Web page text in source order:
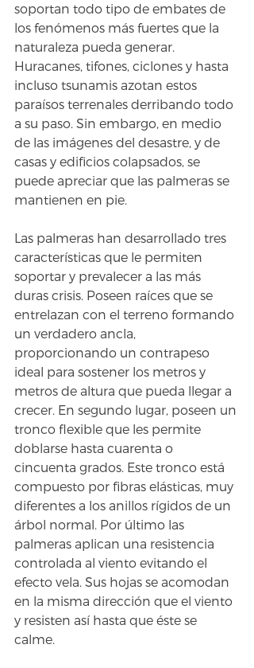
soportan todo tipo de embates de
los fenómenos más fuertes que la
naturaleza pueda generar.
Huracanes, tifones, ciclones y hasta
incluso tsunamis azotan estos
paraísos terrenales derribando todo
a su paso. Sin embargo, en medio
de las imágenes del desastre, y de
casas y edificios colapsados, se
puede apreciar que las palmeras se
mantienen en pie.
Las palmeras han desarrollado tres
características que le permiten
soportar y prevalecer a las más
duras crisis. Poseen raíces que se
entrelazan con el terreno formando
un verdadero ancla,
proporcionando un contrapeso
ideal para sostener los metros y
metros de altura que pueda llegar a
crecer. En segundo lugar, poseen un
tronco flexible que les permite
doblarse hasta cuarenta o
cincuenta grados. Este tronco está
compuesto por fibras elásticas, muy
diferentes a los anillos rígidos de un
árbol normal. Por último las
palmeras aplican una resistencia
controlada al viento evitando el
efecto vela. Sus hojas se acomodan
en la misma dirección que el viento
y resisten así hasta que éste se
calme.